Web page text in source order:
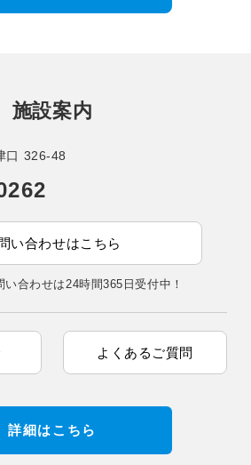
施設案内
口 326-48
い合わせはこちら
い合わせは24時間365日受付中！
よくあるご質問
詳細はこちら